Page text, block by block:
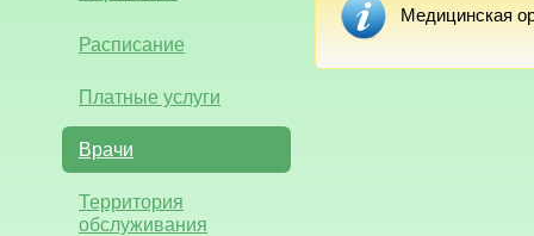
Расписание
Платные услуги
Врачи
Территория
обслуживания
Медицинская